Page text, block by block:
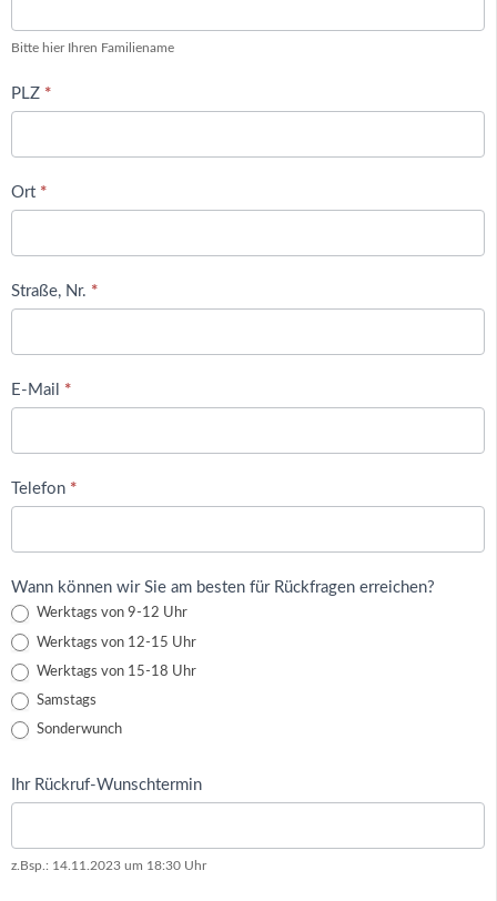
Bitte hier Ihren Familiename
PLZ *
Ort *
Straße, Nr. *
E-Mail *
Telefon *
Wann können wir Sie am besten für Rückfragen erreichen?
Werktags von 9-12 Uhr
Werktags von 12-15 Uhr
Werktags von 15-18 Uhr
Samstags
Sonderwunch
Ihr Rückruf-Wunschtermin
z.Bsp.: 14.11.2023 um 18:30 Uhr